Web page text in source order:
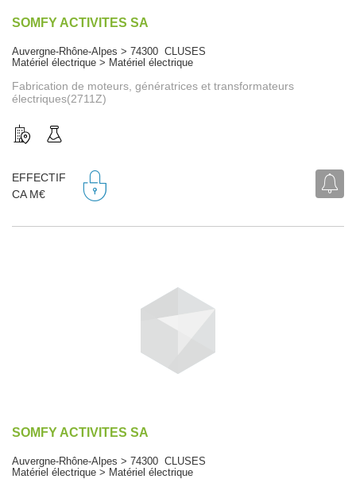
SOMFY ACTIVITES SA
Auvergne-Rhône-Alpes > 74300 CLUSES
Matériel électrique > Matériel électrique
Fabrication de moteurs, génératrices et transformateurs
électriques(2711Z)
EFFECTIF
CA M€
SOMFY ACTIVITES SA
Auvergne-Rhône-Alpes > 74300 CLUSES
Matériel électrique > Matériel électrique